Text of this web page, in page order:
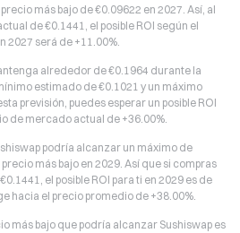
más bajo de €0.09622 en 2027. Así, al
de €0.1441, el posible ROI según el
2027 será de +11.00%.
alrededor de €0.1964 durante la
estimado de €0.1021 y un máximo
previsión, puedes esperar un posible ROI
de mercado actual de +36.00%.
podría alcanzar un máximo de
más bajo en 2029. Así que si compras
el posible ROI para ti en 2029 es de
hacia el precio promedio de +38.00%.
más bajo que podría alcanzar Sushiswap es